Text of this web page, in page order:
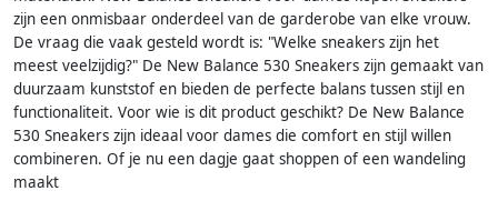
zijn een onmisbaar onderdeel van de garderobe van elke vrouw.
De vraag die vaak gesteld wordt is: "Welke sneakers zijn het
meest veelzijdig?" De New Balance 530 Sneakers zijn gemaakt van
duurzaam kunststof en bieden de perfecte balans tussen stijl en
functionaliteit. Voor wie is dit product geschikt? De New Balance
530 Sneakers zijn ideaal voor dames die comfort en stijl willen
combineren. Of je nu een dagje gaat shoppen of een wandeling
maakt